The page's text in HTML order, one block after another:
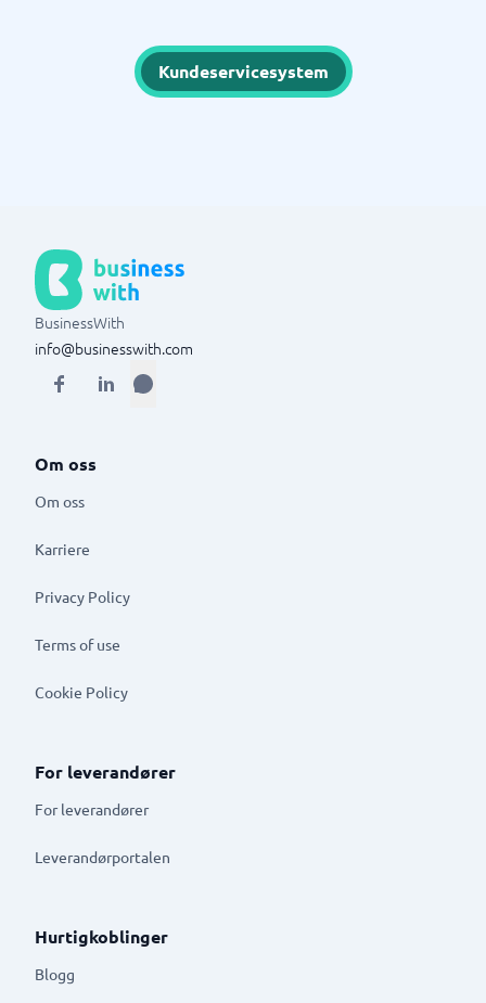
Kundeservicesystem
BusinessWith
info@businesswith.com
Om oss
Om oss
Karriere
Privacy Policy
Terms of use
Cookie Policy
For leverandører
For leverandører
Leverandørportalen
Hurtigkoblinger
Blogg